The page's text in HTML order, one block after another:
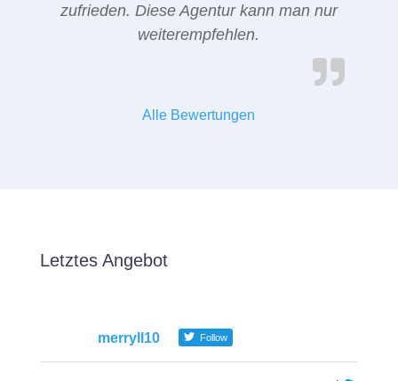
zufrieden. Diese Agentur kann man nur
weiterempfehlen.
Alle Bewertungen
Letztes Angebot
merryll10 Follow